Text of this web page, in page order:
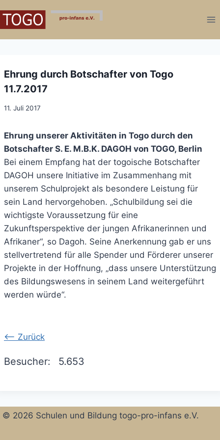
Inhalt
Ehrung durch Botschafter von Togo
11.7.2017
11. Juli 2017
Ehrung unserer Aktivitäten in Togo durch den
Botschafter S. E. M.B.K. DAGOH von TOGO, Berlin
Bei einem Empfang hat der togoische Botschafter
DAGOH unsere Initiative im Zusammenhang mit
unserem Schulprojekt als besondere Leistung für
sein Land hervorgehoben. „Schulbildung sei die
wichtigste Voraussetzung für eine
Zukunftsperspektive der jungen Afrikanerinnen und
Afrikaner“, so Dagoh. Seine Anerkennung gab er uns
stellvertretend für alle Spender und Förderer unserer
Projekte in der Hoffnung, „dass unsere Unterstützung
des Bildungswesens in seinem Land weitergeführt
werden würde“.
<-- Zurück
Besucher: 5.653
© 2026 Schulen und Bildung togo-pro-infans e.V.